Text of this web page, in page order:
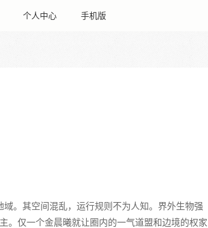
个人中心 手机版
。其空间混乱，运行规则不为人知。界外生物强
。仅一个金晨曦就让圈内的一气道盟和边境的权家